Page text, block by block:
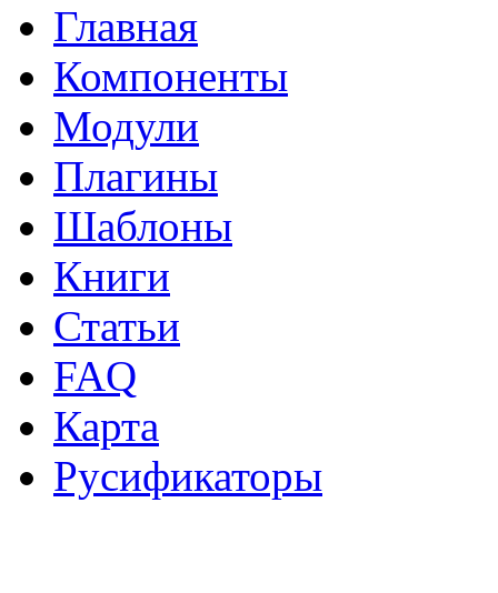
Главная
Компоненты
Модули
Плагины
Шаблоны
Книги
Статьи
FAQ
Карта
Русификаторы